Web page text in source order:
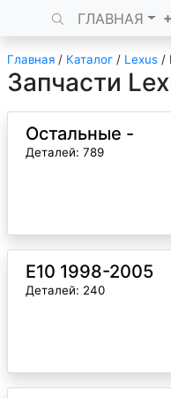
ГЛАВНАЯ
Главная / Каталог / Lexus /
Запчасти
Остальные -
Деталей: 789
E10 1998-2005
Деталей: 240